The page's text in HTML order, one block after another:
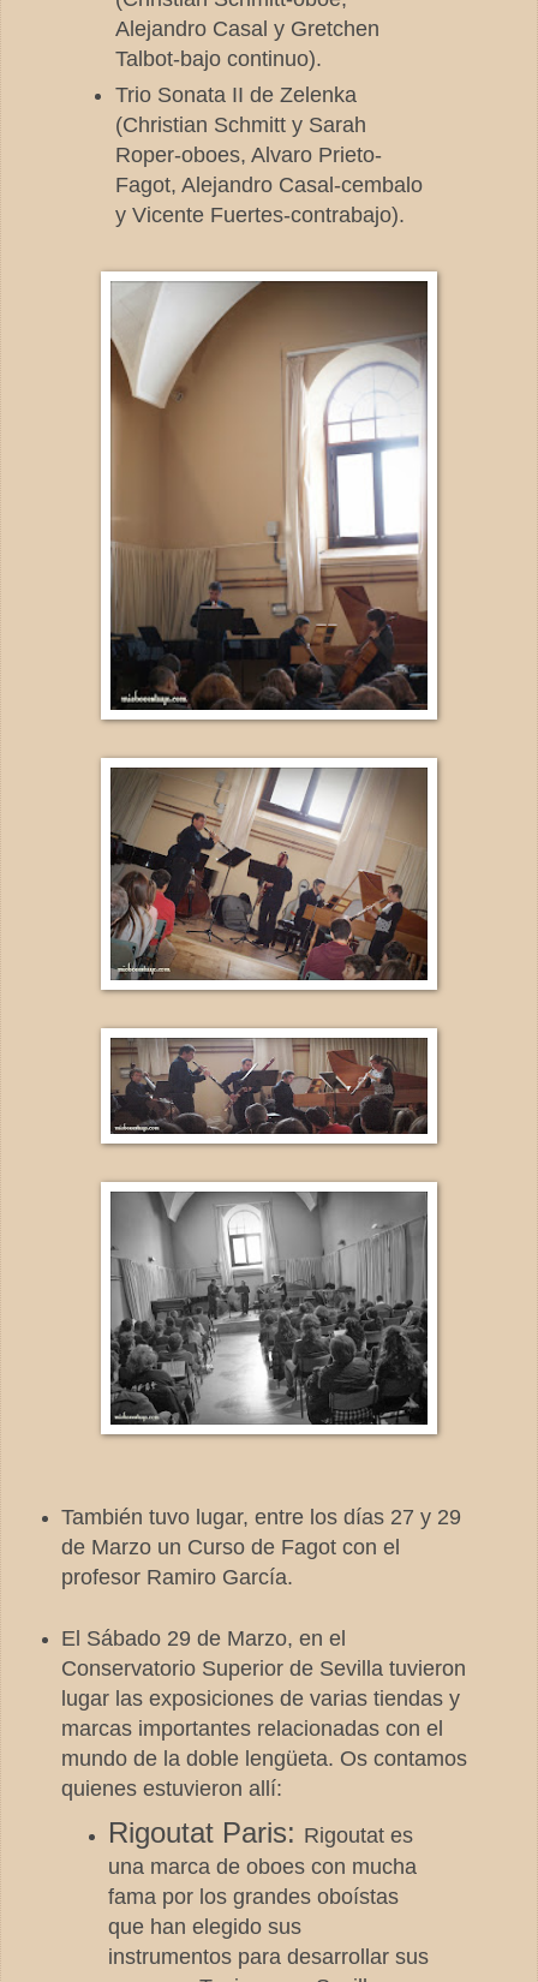
Alejandro Casal y Gretchen
Talbot-bajo continuo).
Trio Sonata II de Zelenka
(Christian Schmitt y Sarah
Roper-oboes, Alvaro Prieto-
Fagot, Alejandro Casal-cembalo
y Vicente Fuertes-contrabajo).
También tuvo lugar, entre los días 27 y 29
de Marzo un Curso de Fagot con el
profesor Ramiro García.
El Sábado 29 de Marzo, en el
Conservatorio Superior de Sevilla tuvieron
lugar las exposiciones de varias tiendas y
marcas importantes relacionadas con el
mundo de la doble lengüeta. Os contamos
quienes estuvieron allí:
Rigoutat Paris: Rigoutat es
una marca de oboes con mucha
fama por los grandes oboístas
que han elegido sus
instrumentos para desarrollar sus